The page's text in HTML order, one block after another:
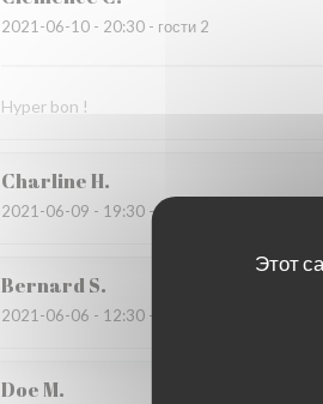
Этот
2021-06-10 - 20:30 - гости 2
Hyper bon !
CharlineH
2021-06-09 - 19:30 - гости 5
BernardS
2021-06-06 - 12:30 - гости 3
DoeM